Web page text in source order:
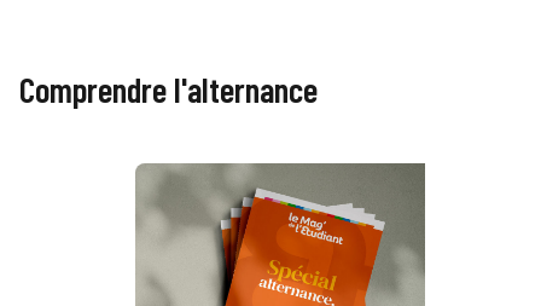
Comprendre l'alternance